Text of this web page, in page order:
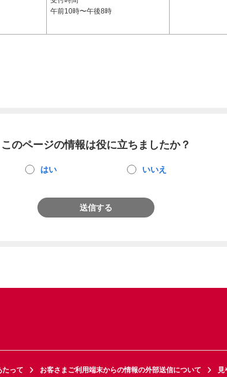
午前10時〜午後8時
このページの情報は役に立ちましたか？
はい いいえ
送信する
たって お客さまご利用端末からの情報の外部送信について 見